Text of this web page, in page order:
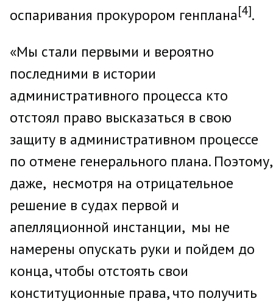
оспаривания прокурором генплана[4].
«Мы стали первыми и вероятно
последними в истории
административного процесса кто
отстоял право высказаться в свою
защиту в административном процессе
по отмене генерального плана. Поэтому,
даже, несмотря на отрицательное
решение в судах первой и
апелляционной инстанции, мы не
намерены опускать руки и пойдем до
конца, чтобы отстоять свои
конституционные права, что получить